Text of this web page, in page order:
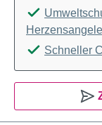
Schneller